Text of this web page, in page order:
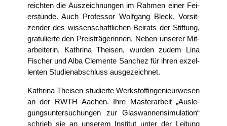
reich­ten die Aus­zeich­nun­gen im Rah­men einer Fei­
er­stun­de. Auch Pro­fes­sor Wolf­gang Bleck, Vor­sit­
zen­der des wis­sen­schaft­li­chen Bei­rats der Stif­tung,
gra­tu­lier­te den Preis­trä­ge­rin­nen. Neben unse­rer Mit­
ar­bei­te­rin, Kath­ri­na Thei­sen, wur­den zudem Lina
Fischer und Alba Cle­men­te San­chez für ihren exzel­
len­ten Stu­di­en­ab­schluss ausgezeichnet.
Kath­ri­na Thei­sen stu­dier­te Werk­stoff­in­ge­nieur­we­sen
an der RWTH Aachen. Ihre Mas­ter­ar­beit „Aus­le­
gungs­un­ter­su­chun­gen zur Glas­wan­nen­si­mu­la­ti­on“
schrieb sie an unse­rem Insti­tut unter der Lei­tung